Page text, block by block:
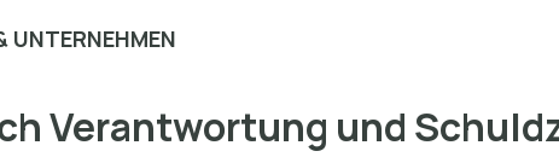
UNTERNEHMEN
Verantwortung und